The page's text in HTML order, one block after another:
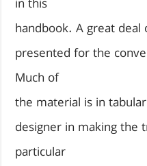
in this
handbook. A great
presented for the
Much of
the material is in
designer in making the
particular